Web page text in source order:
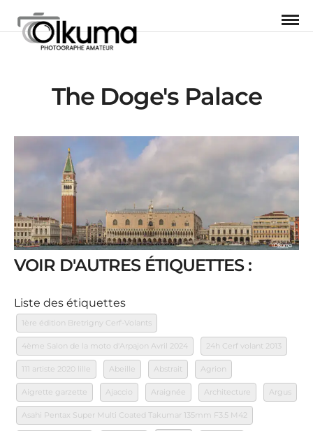
The Doge's Palace
VOIR D'AUTRES ÉTIQUETTES :
Liste des étiquettes
1ère édition Bretrigny Cerf-Volants
4ème Salon de la moto d'Arpajon Avril 2024 24h Cerf volant 2013
111 artiste 2020 lille Abeille Abstrait Agrion
Aigrette garzette Ajaccio Araignée Architecture Argus
Asahi Pentax Super Multi Coated Takumar 135mm F3.5 M42